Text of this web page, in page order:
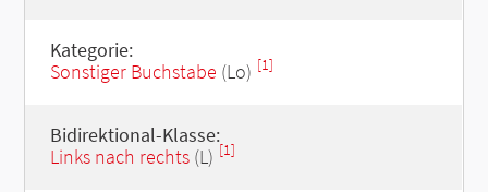
Kategorie:
Sonstiger Buchstabe (Lo) [1]
Bidirektional-Klasse:
Links nach rechts(L) [1]